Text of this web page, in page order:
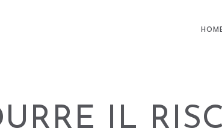
IL